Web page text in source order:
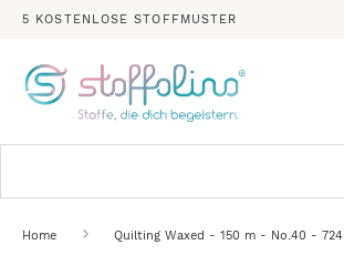
5 KOSTENLOSE STOFFMUSTER
Home Quilting Waxed - 150 m - No.40 - 724